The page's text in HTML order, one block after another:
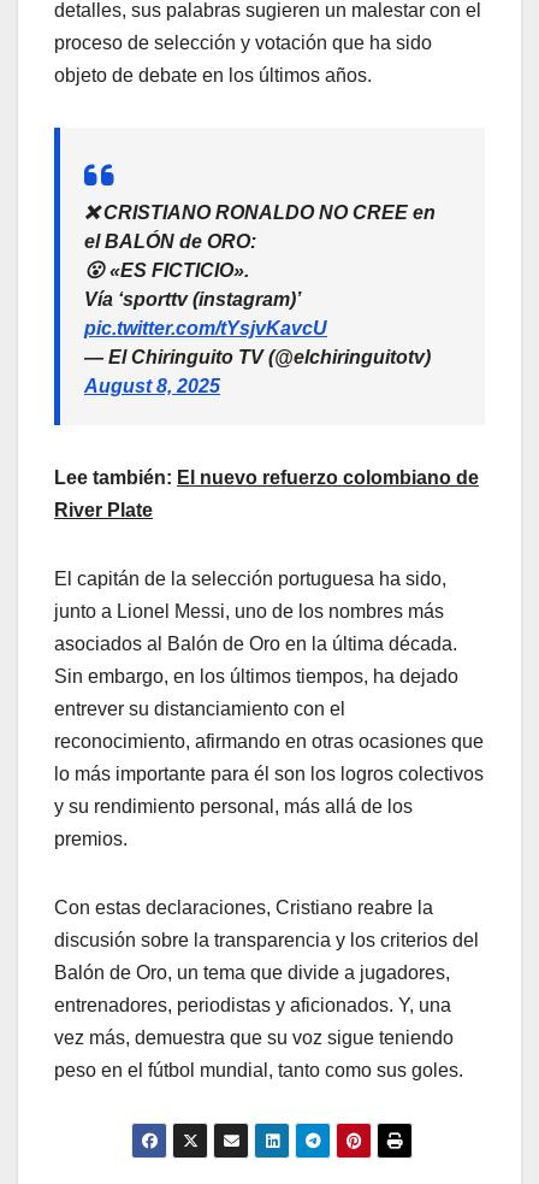
detalles, sus palabras sugieren un malestar con el
proceso de selección y votación que ha sido
objeto de debate en los últimos años.
❌ CRISTIANO RONALDO NO CREE en
el BALÓN de ORO:
😮 «ES FICTICIO».
Vía ‘sporttv (instagram)’
pic.twitter.com/tYsjvKavcU
— El Chiringuito TV (@elchiringuitotv)
August 8, 2025
Lee también: El nuevo refuerzo colombiano de
River Plate
El capitán de la selección portuguesa ha sido,
junto a Lionel Messi, uno de los nombres más
asociados al Balón de Oro en la última década.
Sin embargo, en los últimos tiempos, ha dejado
entrever su distanciamiento con el
reconocimiento, afirmando en otras ocasiones que
lo más importante para él son los logros colectivos
y su rendimiento personal, más allá de los
premios.
Con estas declaraciones, Cristiano reabre la
discusión sobre la transparencia y los criterios del
Balón de Oro, un tema que divide a jugadores,
entrenadores, periodistas y aficionados. Y, una
vez más, demuestra que su voz sigue teniendo
peso en el fútbol mundial, tanto como sus goles.